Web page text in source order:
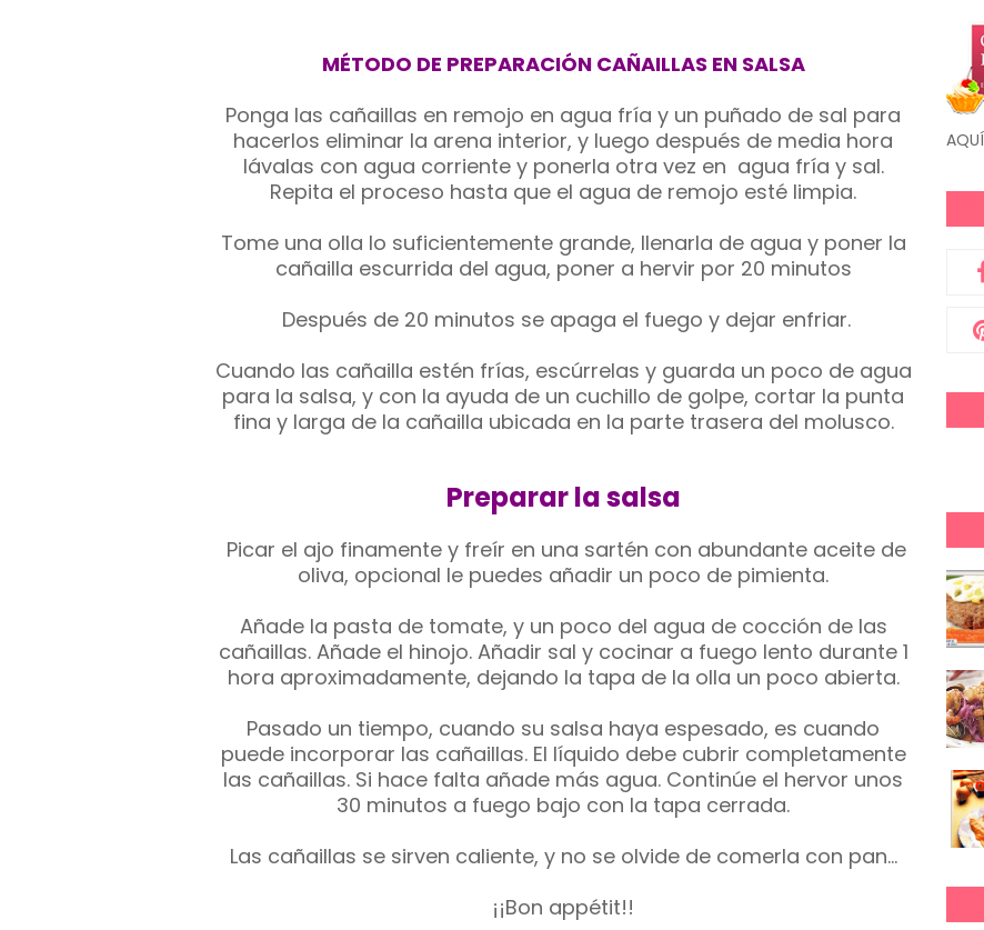
MÉTODO DE PREPARACIÓN CAÑAILLAS EN SALSA
Ponga las cañaillas en remojo en agua fría y un puñado de sal para
hacerlos eliminar la arena interior, y luego después de media hora
lávalas con agua corriente y ponerla otra vez en agua fría y sal.
Repita el proceso hasta que el agua de remojo esté limpia.
Tome una olla lo suficientemente grande, llenarla de agua y poner la
cañailla escurrida del agua, poner a hervir por 20 minutos
Después de 20 minutos se apaga el fuego y dejar enfriar.
Cuando las cañailla estén frías, escúrrelas y guarda un poco de agua
para la salsa, y con la ayuda de un cuchillo de golpe, cortar la punta
fina y larga de la cañailla ubicada en la parte trasera del molusco.
Preparar la salsa
Picar el ajo finamente y freír en una sartén con abundante aceite de
oliva, opcional le puedes añadir un poco de pimienta.
Añade la pasta de tomate, y un poco del agua de cocción de las
cañaillas. Añade el hinojo. Añadir sal y cocinar a fuego lento durante 1
hora aproximadamente, dejando la tapa de la olla un poco abierta.
Pasado un tiempo, cuando su salsa haya espesado, es cuando
puede incorporar las cañaillas. El líquido debe cubrir completamente
las cañaillas. Si hace falta añade más agua. Continúe el hervor unos
30 minutos a fuego bajo con la tapa cerrada.
Las cañaillas se sirven caliente, y no se olvide de comerla con pan...
¡¡Bon appétit!!
AQUÍ